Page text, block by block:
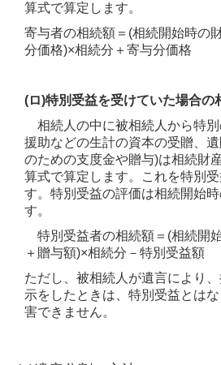
算式で算定します。
寄与者の相続額＝(相続開始時の
分価格)×相続分＋寄与分価格
(ロ)特別受益を受けていた場合の
相続人の中に被相続人から特
援助などの生計の資本の受贈、
のための支度金や贈与)は相続財
算式で算定します。これを特別
す。特別受益の評価は相続開始
す。
特別受益者の相続額＝(相続開
＋贈与額)×相続分－特別受益額
ただし、被相続人が遺言により
示をしたときは、特別受益とは
害できません。